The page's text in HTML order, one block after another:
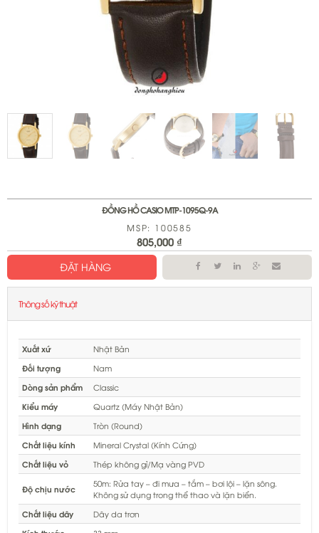
ĐỒNG HỒ CASIO MTP-1095Q-9A
MSP: 100585
805,000 ₫
ĐẶT HÀNG
Thông số kỹ thuật
Xuất xứ
Nhật Bản
Đối tượng
Nam
Dòng sản phẩm
Classic
Kiểu máy
Quartz (Máy Nhật Bản)
Hình dạng
Tròn (Round)
Chất liệu kính
Mineral Crystal (Kính Cứng)
Chất liệu vỏ
Thép không gỉ/Mạ vàng PVD
Độ chịu nước
50m: Rửa tay – đi mưa – tắm – bơi lội – lặn sông.
Không sử dụng trong thể thao và lặn biển.
Chất liệu dây
Dây da trơn